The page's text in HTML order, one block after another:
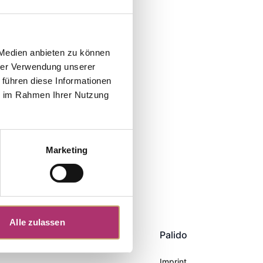
anbieten zu können
Verwendung unserer
diese Informationen
Rahmen Ihrer Nutzung
Marketing
Alle zulassen
Palido